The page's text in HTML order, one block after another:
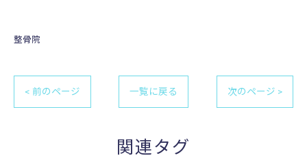
整骨院
< 前のページ 一覧に戻る 次のページ >
関連タグ